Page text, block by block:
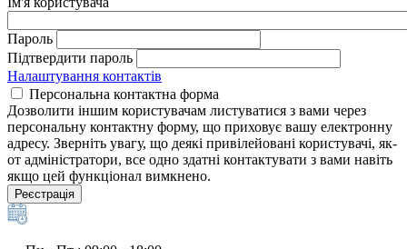
Пароль
Підтвердити пароль
Налаштування контактів
Персональна контактна форма
Дозволити іншим користувачам листуватися з вами через
персональну контактну форму, що приховує вашу електронну
адресу. Зверніть увагу, що деякі привілейовані користувачі, як-
от адміністратори, все одно здатні контактувати з вами навіть
якщо цей функціонал вимкнено.
Реєстрація